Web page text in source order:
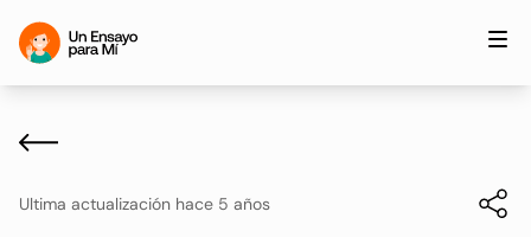
Ultima actualización hace 5 años